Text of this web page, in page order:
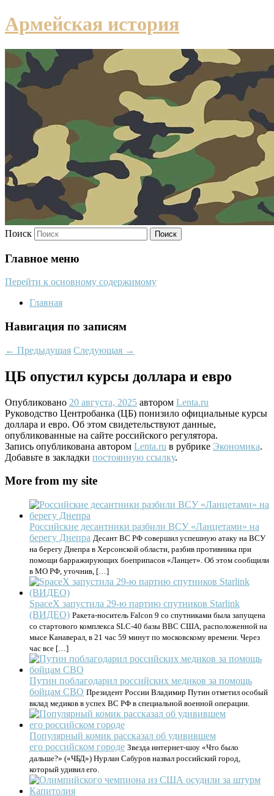
Армейская история
Поиск
Главное меню
Перейти к основному содержимому
Главная
Навигация по записям
← Предыдущая Следующая →
ЦБ опустил курсы доллара и евро
Опубликовано 20 августа, 2025 автором Lenta.ru
Руководство Центробанка (ЦБ) понизило официальные курсы
доллара и евро. Об этом свидетельствуют данные,
опубликованные на сайте российского регулятора.
Запись опубликована автором Lenta.ru в рубрике Экономика.
Добавьте в закладки постоянную ссылку.
More from my site
Российские десантники разбили ВСУ «Ланцетами» на
берегу Днепра Десант ВС РФ совершил успешную атаку на ВСУ
на берегу Днепра в Херсонской области, разбив противника при
помощи барражирующих боеприпасов «Ланцет». Об этом сообщили
в МО РФ, уточнив, […]
SpaceX запустила 29-ю партию спутников Starlink
(ВИДЕО) Ракета-носитель Falcon 9 со спутниками была запущена
со стартового комплекса SLC-40 базы ВВС США, расположенной на
мысе Канаверал, в 21 час 59 минут по московскому времени. Через
час все […]
Путин поблагодарил российских медиков за помощь
бойцам СВО Президент России Владимир Путин отметил особый
вклад медиков в успех ВС РФ в специальной военной операции.
Популярный комик рассказал об удивившем
его российском городе Звезда интернет-шоу «Что было
дальше?» («ЧБД») Нурлан Сабуров назвал российский город,
который удивил его.